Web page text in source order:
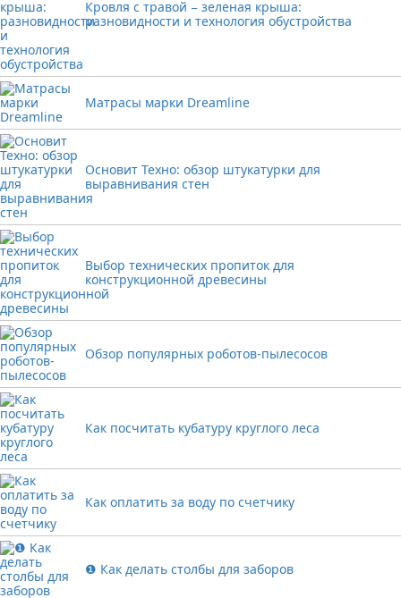
Кровля с травой − зеленая крыша:
разновидности и технология обустройства
Матрасы марки Dreamline
Основит Техно: обзор штукатурки для
выравнивания стен
Выбор технических пропиток для
конструкционной древесины
Обзор популярных роботов-пылесосов
Как посчитать кубатуру круглого леса
Как оплатить за воду по счетчику
❶ Как делать столбы для заборов